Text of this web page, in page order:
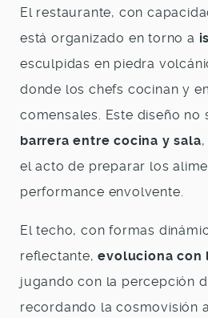
El restaurante, con
está organizado en torno a
esculpidas en piedra
donde los chefs cocinan y
comensales. Este diseño no
barrera entre cocina y sala
el acto de preparar los
performance envolvente.
El techo, con formas
reflectante,evoluciona con
jugando con la percepción
recordando la cosmovisión